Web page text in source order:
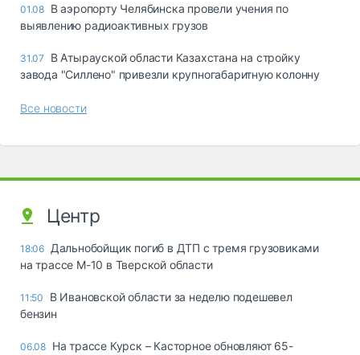
01.08 В аэропорту Челябинска провели учения по
выявлению радиоактивных грузов
31.07
В Атырауской области Казахстана на стройку
завода "Силлено" привезли крупногабаритную колонну
Все новости
Центр
18:06 Дальнобойщик погиб в ДТП с тремя грузовиками
на трассе М-10 в Тверской области
11:50
В Ивановской области за неделю подешевел
бензин
06.08 На трассе Курск – Касторное обновляют 65-